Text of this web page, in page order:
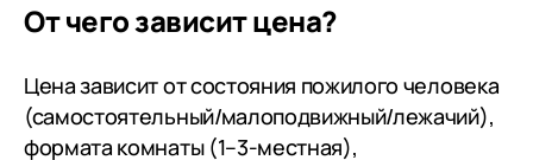
От чего зависит цена?
Цена зависит от состояния пожилого человека
(самостоятельный/малоподвижный/лежачий),
формата комнаты (1–3-местная),